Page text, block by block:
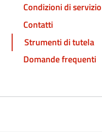
Condizioni di servizio
Contatti
Strumenti di tutela
Domande frequenti